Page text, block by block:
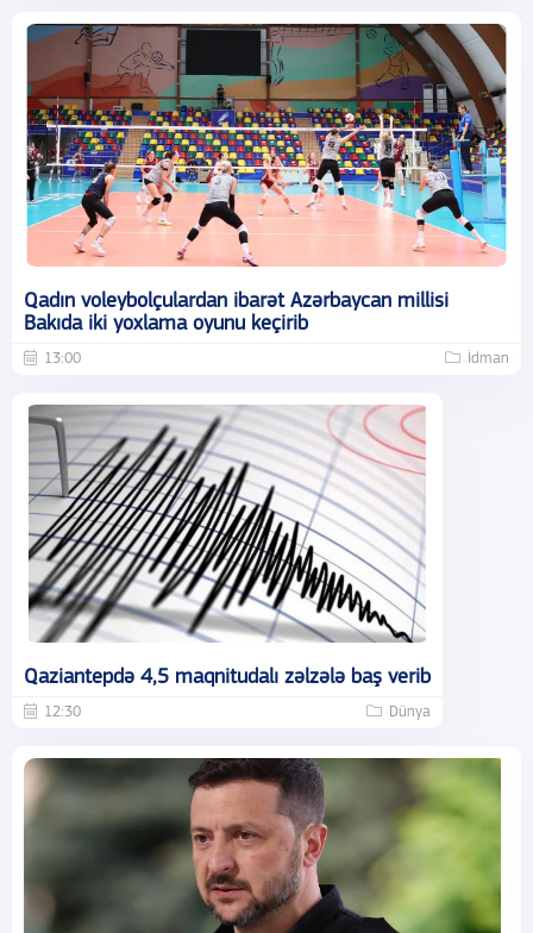
Qadın voleybolçulardan ibarət Azərbaycan millisi
Bakıda iki yoxlama oyunu keçirib
13:00 İdman
Qaziantepdə 4,5 maqnitudalı zəlzələ baş verib
12:30 Dünya